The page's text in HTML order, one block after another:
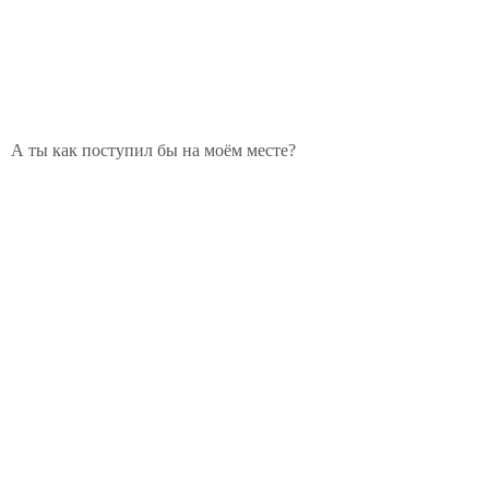
А ты как поступил бы на моём месте?